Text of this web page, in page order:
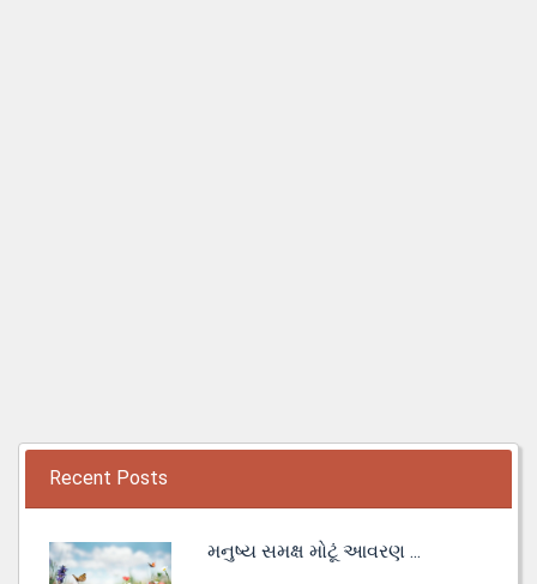
Recent Posts
મનુષ્ય સમક્ષ મોટૂં આવરણ ...